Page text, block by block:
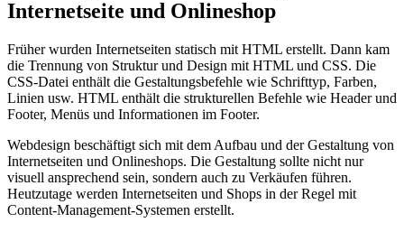
Internetseite und Onlineshop
Früher wurden Internetseiten statisch mit HTML erstellt. Dann kam
die Trennung von Struktur und Design mit HTML und CSS. Die
CSS-Datei enthält die Gestaltungsbefehle wie Schrifttyp, Farben,
Linien usw. HTML enthält die strukturellen Befehle wie Header und
Footer, Menüs und Informationen im Footer.
Webdesign beschäftigt sich mit dem Aufbau und der Gestaltung von
Internetseiten und Onlineshops. Die Gestaltung sollte nicht nur
visuell ansprechend sein, sondern auch zu Verkäufen führen.
Heutzutage werden Internetseiten und Shops in der Regel mit
Content-Management-Systemen erstellt.